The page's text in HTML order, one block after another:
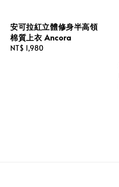
安可拉紅立體修身半高領
棉質上衣 Ancora
Regular
NT$ 1,980